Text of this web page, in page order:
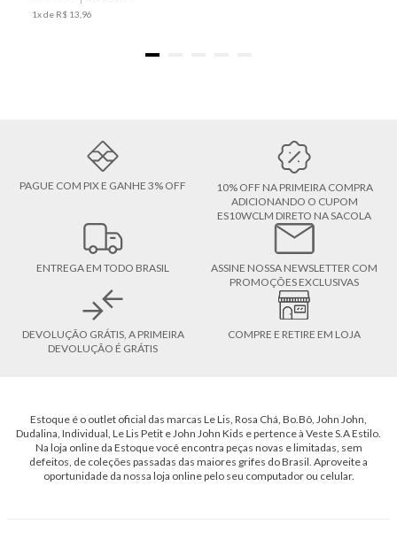
1x de R$ 13 96
PAGUE COM PIX E GANHE 3% OFF
10% OFF NA PRIMEIRA COMPRA
ADICIONANDO O CUPOM
ES10WCLM DIRETO NA SACOLA
ENTREGA EM TODO BRASIL
ASSINE NOSSA NEWSLETTER COM
PROMOÇÕES EXCLUSIVAS
DEVOLUÇÃO GRÁTIS, A PRIMEIRA
DEVOLUÇÃO É GRÁTIS
COMPRE E RETIRE EM LOJA
Estoque é o outlet oficial das marcas Le Lis, Rosa Chá, Bo.Bô, John John,
Dudalina, Individual, Le Lis Petit e John John Kids e pertence à Veste S.A Estilo.
Na loja online da Estoque você encontra peças novas e limitadas, sem
defeitos, de coleções passadas das maiores grifes do Brasil. Aproveite a
oportunidade da nossa loja online pelo seu computador ou celular.